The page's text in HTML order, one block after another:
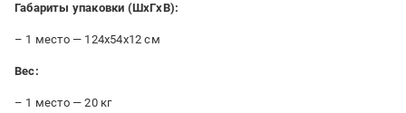
Габариты упаковки (ШxГxВ):
– 1 место — 124x54x12 см
Вес:
– 1 место — 20 кг